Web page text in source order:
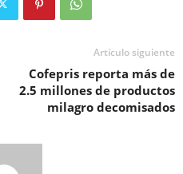
Artículo siguiente
Cofepris reporta más de
2.5 millones de productos
milagro decomisados